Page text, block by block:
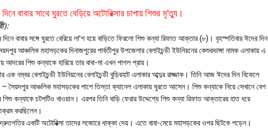
বাবার সাথে ঘুরতে বেড়িয়ে অটোরিক্সার চাপায় শিশুর মৃ’ত্যু।
বাবার সঙ্গে ঘুরতে বেরিয়ে লা’শ হয়ে বাড়িতে ফিরলো শিশু কন্যা রিফাত আক্তার (৮)। বৃহস্পতিবার ঈদের দিন
আঞ্চলিক মহাসড়কের দিনাজপুরের পার্বতীপুর উপজেলার বেলাইচন্ডী ইউনিয়নের কেশুরভাঙ্গা নামক এলাকায় এ
আদরের শিশু কন্যাকে হারিয়ে তার বাবা-মা এখন পাগল প্রায়।
এক নম্বর বেলাইচন্ডী ইউনিয়নের বেলাইচন্ডী বুড়িরহাট এলাকার আব্দুর রাজ্জাক। তিনি আজ ঈদের দিন বিকেলে
– সৈয়দপুর আঞ্চলিক মহাসড়কের পাশে তিস্তা ক্যানেল এলাকায় ঘুরতে আসেন। শিশু কন্যাকে নিয়ে সেখানে বেশ
কন্যাকে চটপটিও খাওয়ান। এরপর তিনি বাড়ি ফেরার উদ্দেশ্যে শিশু কন্যা রিফাত আক্তারের হাত ধরে
করছিলেন।
একটি অটোরিক্সা তাদের সজোরে ধাক্কা দেয়। এতে বাবা-মেয়ে মহাসড়কের ওপর ছিটকে পড়েন।